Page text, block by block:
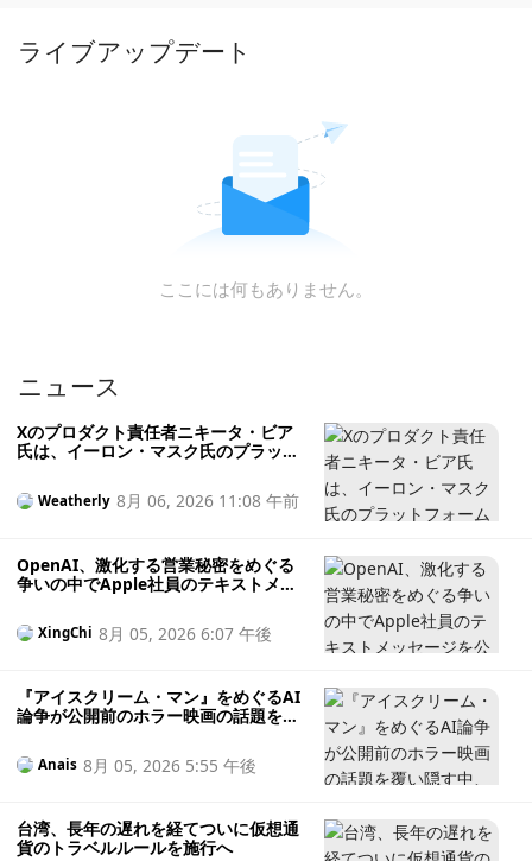
ライブアップデート
ここには何もありません。
ニュース
Xのプロダクト責任者ニキータ・ビア
氏は、イーロン・マスク氏のプラット
事」だと述べ、一息つくために辞任し
た。Weatherly 8月 06, 2026 11:08 午前
OpenAI、激化する営業秘密をめぐる
争いの中でApple社員のテキストメッ
XingChi 8月 05, 2026 6:07 午後
『アイスクリーム・マン』をめぐるAI
論争が公開前のホラー映画の話題を覆
違えた」と認めた
Anais 8月 05, 2026 5:55 午後
台湾、長年の遅れを経てついに仮想通
貨のトラベルルールを施行へ